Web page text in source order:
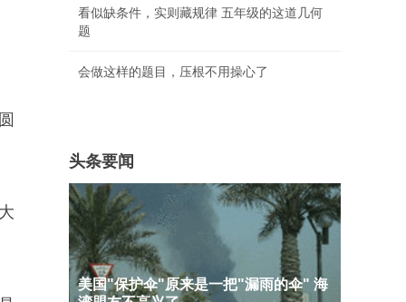
看似缺条件，实则藏规律 五年级的这道几何
题
会做这样的题目，压根不用操心了
头条要闻
美国"保护伞"原来是一把"漏雨的伞" 海